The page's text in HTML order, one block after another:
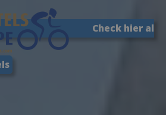
Check hier al